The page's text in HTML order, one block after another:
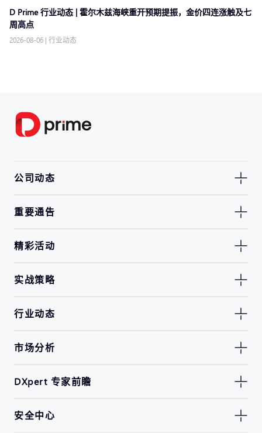
D Prime 行业动态 | 霍尔木兹海峡重开预期提振，金价四连涨触及七
周高点
2026-08-06 | 行业动态
公司动态
重要通告
精彩活动
实战策略
行业动态
市场分析
DXpert 专家前瞻
安全中心